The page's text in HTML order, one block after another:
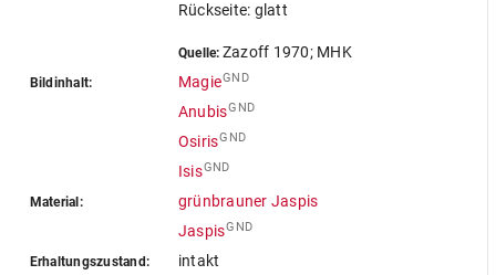
Rückseite: glatt
Quelle: Zazoff 1970; MHK
Bildinhalt: MagieGND
AnubisGND
OsirisGND
IsisGND
Material:
grünbrauner Jaspis
JaspisGND
Erhaltungszustand: intakt